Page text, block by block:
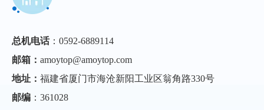
总机电话：0592-6889114
邮箱： amoytop@amoytop.com
地址： 福建省厦门市海沧新阳工业区翁角路330号
邮编 ：361028